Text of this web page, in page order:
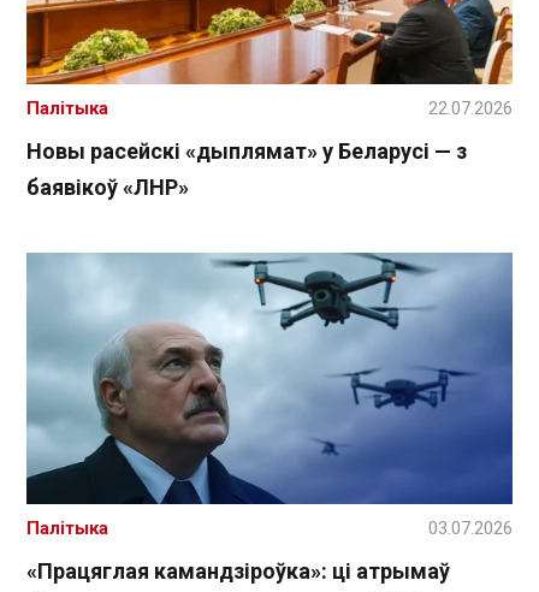
Новы расейскі «дыплямат» у Беларусі — з
баявікоў «ЛНР»
Палітыка 22.07.2026
«Працяглая камандзіроўка»: ці атрымаў
Палітыка 03.07.2026